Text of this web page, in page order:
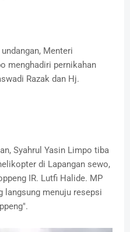
Menteri
menghadiri pernikahan
Razak dan Hj.
Syahrul Yasin Limpo tiba
di Lapangan sewo,
IR. Lutfi Halide. MP
langsung menuju resepsi